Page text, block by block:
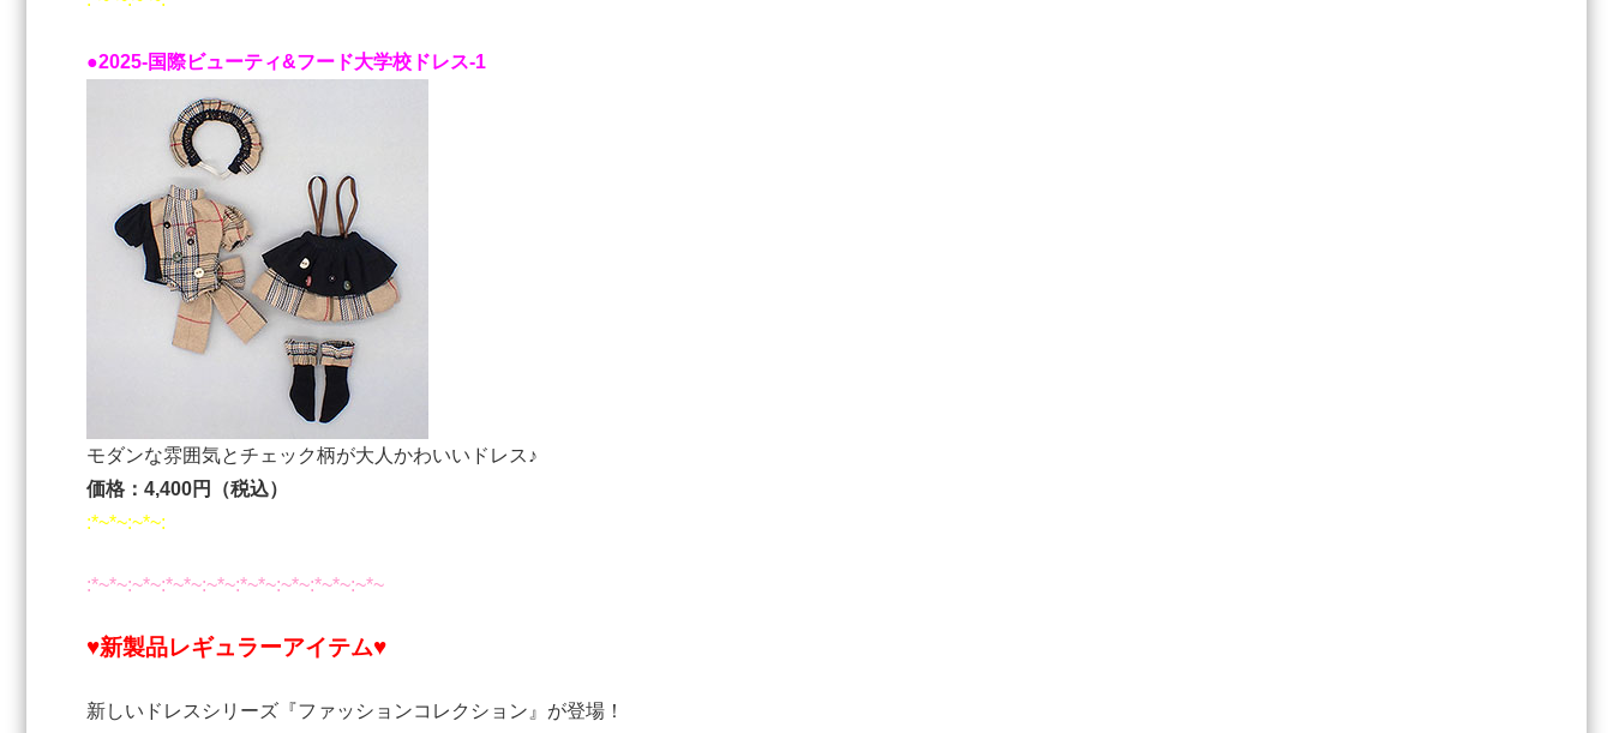
●2025-国際ビューティ&フード⼤学校ドレス-1
モダンな雰囲気とチェック柄が⼤⼈かわいいドレス♪
価格：4,400円（税込）
:*~*~:~*~:
:*~*~:~*~:*~*~:~*~:*~*~:~*~:*~*~:~*~
♥新製品レギュラーアイテム♥
新しいドレスシリーズ『ファッションコレクション』が登場！